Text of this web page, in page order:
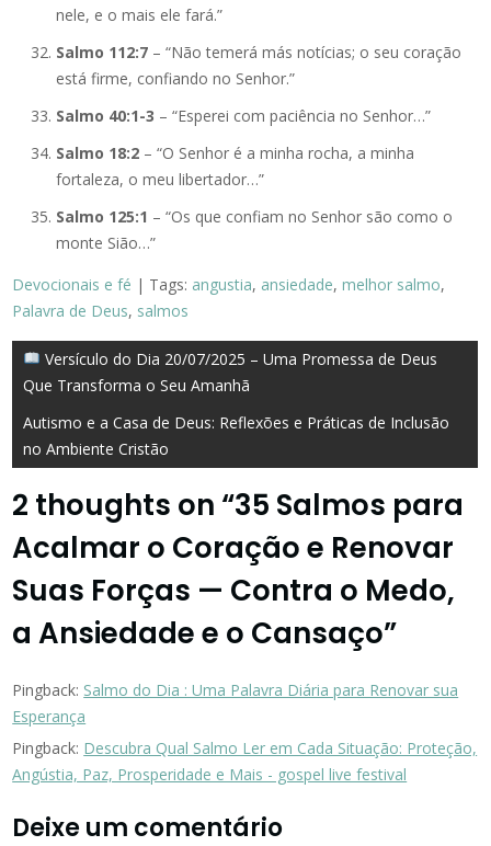
nele, e o mais ele fará.”
Salmo 112:7 – “Não temerá más notícias; o seu coração
está firme, confiando no Senhor.”
Salmo 40:1-3 – “Esperei com paciência no Senhor…”
Salmo 18:2 – “O Senhor é a minha rocha, a minha
fortaleza, o meu libertador…”
Salmo 125:1 – “Os que confiam no Senhor são como o
monte Sião…”
Devocionais e fé | Tags: angustia, ansiedade,melhor salmo,
Palavra de Deus, salmos
Navegação
de
Post
Versículo do Dia 20/07/2025 – Uma Promessa de Deus
Que Transforma o Seu Amanhã
Autismo e a Casa de Deus: Reflexões e Práticas de Inclusão
no Ambiente Cristão
2 thoughts on “35 Salmos para
Acalmar o Coração e Renovar
Suas Forças — Contra o Medo,
a Ansiedade e o Cansaço”
Pingback: Salmo do Dia : Uma Palavra Diária para Renovar sua
Esperança
Pingback: Descubra Qual Salmo Ler em Cada Situação: Proteção,
Angústia, Paz, Prosperidade e Mais - gospel live festival
Deixe um comentário